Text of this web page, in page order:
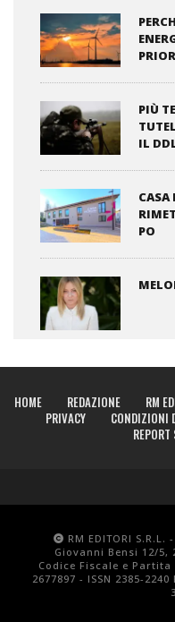
PIÙ
IL
CASA
PO
HOME REDAZIONE RM
PRIVACY
CONDIZIONI
RM EDITORI S.R.L.
Giovanni Bensi 12/5,
Codice Fiscale e Partita
2677897 - ISSN 2385-